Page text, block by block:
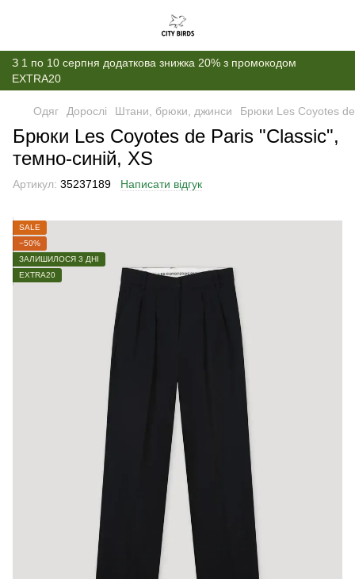
З 1 по 10 серпня додаткова знижка 20% з промокодом
EXTRA20
Одяг Дорослі Штани, брюки, джинси Брюки Les Coyotes
Брюки Les Coyotes de Paris "Classic",
темно-синій, XS
Артикул: 35237189 Написати відгук
SALE
−50%
ЗАЛИШИЛОСЯ 3 ДНІ
EXTRA20